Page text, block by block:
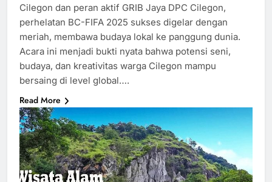
Cilegon dan peran aktif GRIB Jaya DPC Cilegon,
perhelatan BC-FIFA 2025 sukses digelar dengan
meriah, membawa budaya lokal ke panggung dunia.
Acara ini menjadi bukti nyata bahwa potensi seni,
budaya, dan kreativitas warga Cilegon mampu
bersaing di level global….
Read More